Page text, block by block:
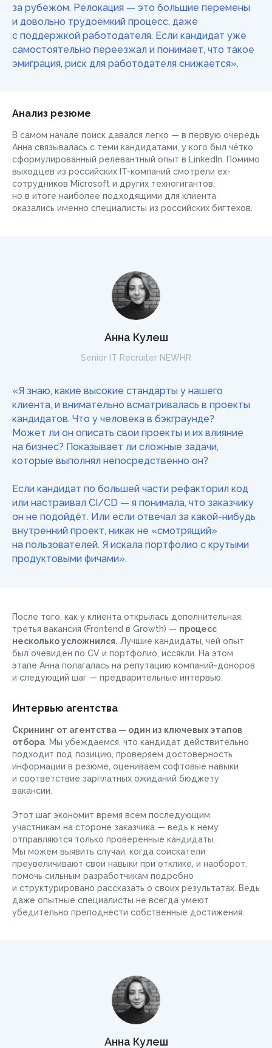
за рубежом. Релокация — это большие перемены
и довольно трудоемкий процесс, даже
c поддержкой работодателя. Если кандидат уже
самостоятельно переезжал и понимает, что такое
эмиграция, риск для работодателя снижается».
Анализ резюме
В самом начале поиск давался легко — в первую очередь
Анна связывалась с теми кандидатами, у кого был чётко
сформулированный релевантный опыт в LinkedIn. Помимо
выходцев из российских IT-компаний смотрели ex-
сотрудников Microsoft и других техногигантов,
но в итоге наиболее подходящими для клиента
оказались именно специалисты из российских бигтехов.
Анна Кулеш
Senior IT Recruiter NEWHR
«Я знаю, какие высокие стандарты у нашего
клиента, и внимательно всматривалась в проекты
кандидатов. Что у человека в бэкграунде?
Может ли он описать свои проекты и их влияние
на бизнес? Показывает ли сложные задачи,
которые выполнял непосредственно он?
Если кандидат по большей части рефакторил код
или настраивал CI/CD — я понимала, что заказчику
он не подойдёт. Или если отвечал за какой-нибудь
внутренний проект, никак не «смотрящий»
на пользователей. Я искала портфолио с крутыми
продуктовыми фичами».
После того, как у клиента открылась дополнительная,
третья вакансия (Frontend в Growth) — процесс
несколько усложнился. Лучшие кандидаты, чей опыт
был очевиден по CV и портфолио, иссякли. На этом
этапе Анна полагалась на репутацию компаний-доноров
и следующий шаг — предварительные интервью.
Интервью агентства
Скрининг от агентства — один из ключевых этапов
отбора . Мы убеждаемся, что кандидат действительно
подходит под позицию, проверяем достоверность
информации в резюме, оцениваем софтовые навыки
и соответствие зарплатных ожиданий бюджету
вакансии.
Этот шаг экономит время всем последующим
участникам на стороне заказчика — ведь к нему
отправляются только проверенные кандидаты.
Мы можем выявить случаи, когда соискатели
преувеличивают свои навыки при отклике, и наоборот,
помочь сильным разработчикам подробно
и структурировано рассказать о своих результатах. Ведь
даже опытные специалисты не всегда умеют
убедительно преподнести собственные достижения.
Анна Кулеш